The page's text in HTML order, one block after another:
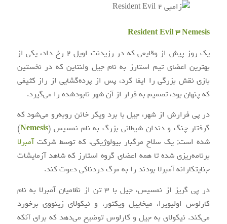
Resident Evil 3 Nemesis
یک روز پیش از وقایعی که در رزیدنت اویل ۲ رخ داد، یکی از
بهترین اعضای تیم استارز به نام جیل ولنتاین که در نخستین
بازی نقش بزرگی را ایفا کرد، پس از پرده‌گشایی از راز کثیفی
که پنهان بود، تصمیم به فرار از آن شهر نابودشده را می‌گیرد.
در پی فرارش از شهر، جیل با برد ویکر خائن روبه‌رو می‌شود که
گرفتار چنگ و دندان شیطانی بزرگ به نام نمسیس (Nemesis
)
شده است; یک سلاح مرگبار بیولوژیکی، که توسط شرکتآمبرلا
برنامه‌ریزی شده تا همه اعضای گروه استارز که شاهد آزمایشات
جنایتکارانه آمبرلا بودند را به مرگ دردناکی دعوت کند.
در پی گریز از نمسیس، جیل با ۳ تن از نظامیان آمبرلا به نام
کارلوس اولیویرا، میخاییل ویکتور، و نیکولای زینووی برخورد
می‌کند. نیکولای به جیل و کارلوس توضیح می‌دهد که برای آنکه